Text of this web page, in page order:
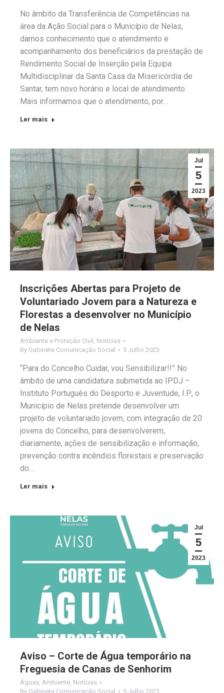
No âmbito da Transferência de Competências na
área da Ação Social para o Município de Nelas,
damos conhecimento que o atendimento e
acompanhamento dos beneficiários da prestação de
Rendimento Social de Inserção pela Equipa
Multidisciplinar da Santa Casa da Misericórdia de
Santar, tem novo horário e local de atendimento.
Mais informamos que o atendimento, por…
Ler mais
Jul
5
2023
Inscrições Abertas para Projeto de
Voluntariado Jovem para a Natureza e
Florestas a desenvolver no Município
de Nelas
Ambiente e Proteção Civil , Notícias
By Gabinete Comunicação Social 5 Julho 2023
“Para do Concelho Cuidar, vou Sensibilizar!!” No
âmbito de uma candidatura submetida ao IPDJ –
Instituto Português do Desporto e Juventude, I.P., o
Município de Nelas pretende desenvolver um
projeto de voluntariado jovem, com integração de 20
jovens do Concelho, para desenvolverem,
diariamente, ações de sensibilização e informação,
prevenção contra incêndios florestais e preservação
do…
Ler mais
Jul
5
2023
Aviso – Corte de Água temporário na
Freguesia de Canas de Senhorim
Águas, Ambiente, Notícias
By Gabinete Comunicação Social 5 Julho 2023